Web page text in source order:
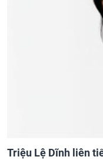
Triệu Lệ Dĩnh liên